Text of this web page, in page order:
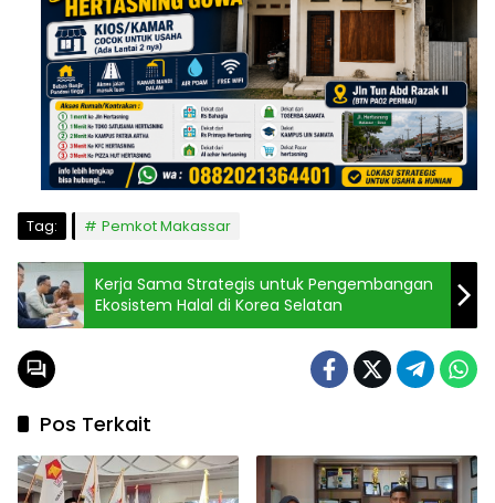
Tag: Pemkot Makassar
Kerja Sama Strategis untuk Pengembangan
Ekosistem Halal di Korea Selatan
Pos Terkait